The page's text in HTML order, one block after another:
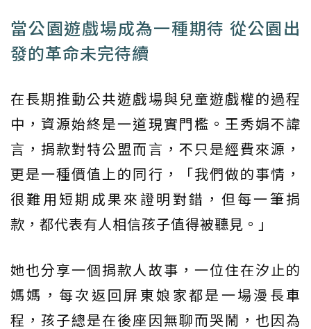
當公園遊戲場成為一種期待 從公園出
發的革命未完待續
在長期推動公共遊戲場與兒童遊戲權的過程
中，資源始終是一道現實門檻。王秀娟不諱
言，捐款對特公盟而言，不只是經費來源，
更是一種價值上的同行，「我們做的事情，
很難用短期成果來證明對錯，但每一筆捐
款，都代表有人相信孩子值得被聽見。」
她也分享一個捐款人故事，一位住在汐止的
媽媽，每次返回屏東娘家都是一場漫長車
程，孩子總是在後座因無聊而哭鬧，也因為